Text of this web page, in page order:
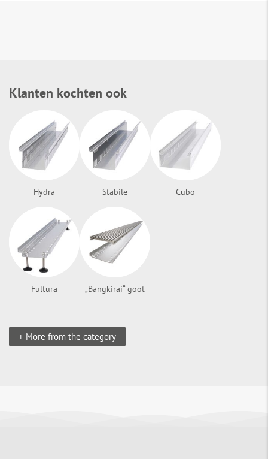
Klanten kochten ook
Hydra Stabile Cubo
Fultura „Bangkirai“-goot
+ More from the category